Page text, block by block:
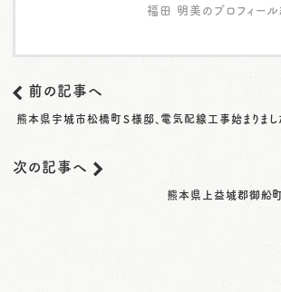
福田 明美のプロフィール
前の記事へ
熊本県宇城市松橋町Ｓ様邸、電気配線工事始まりまし
次の記事へ
熊本県上益城郡御船町